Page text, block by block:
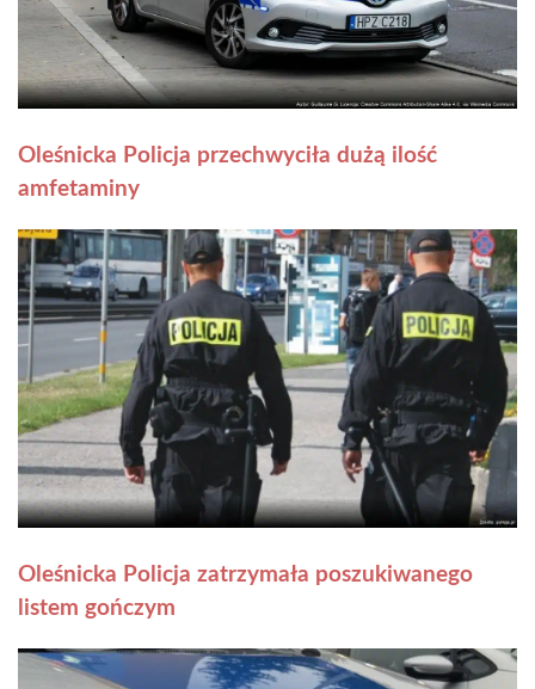
Oleśnicka Policja przechwyciła dużą ilość
amfetaminy
Oleśnicka Policja zatrzymała poszukiwanego
listem gończym